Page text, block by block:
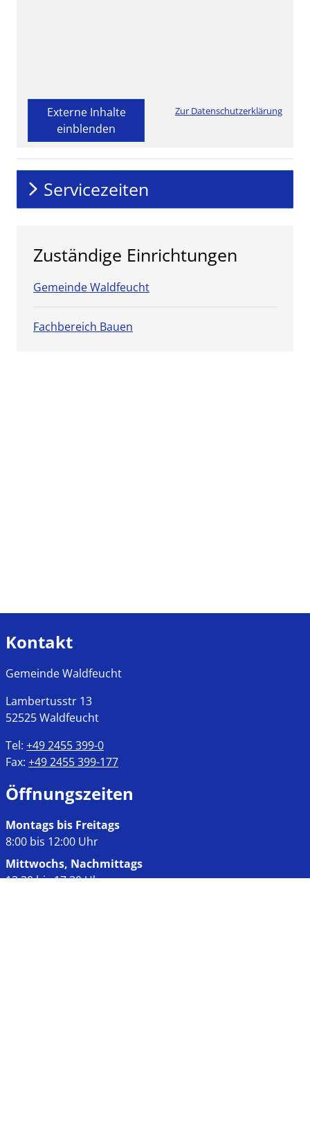
Externe Inhalte
einblenden
Zur Datenschutzerklärung
Servicezeiten
Zuständige Einrichtungen
Gemeinde Waldfeucht
Fachbereich Bauen
Kontakt
Gemeinde Waldfeucht
Lambertusstr 13
52525Waldfeucht
Tel: +49 2455 399-0
Fax: +49 2455 399-177
Öffnungszeiten
Montags bis Freitags
8:00 bis 12:00 Uhr
Mittwochs, Nachmittags
13:30 bis 17:30 Uhr